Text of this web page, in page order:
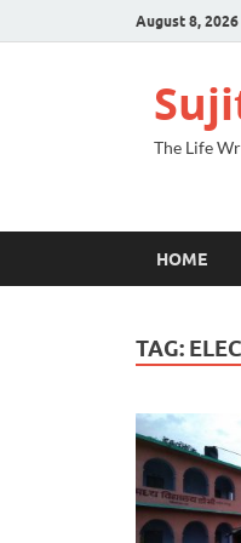
August 8, 2026
The Life
HOME
TAG: